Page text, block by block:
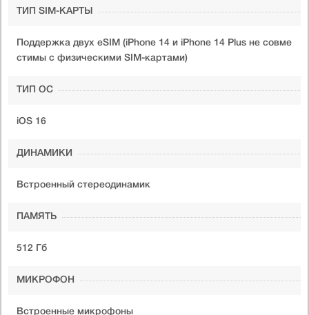
ТИП SIM-КАРТЫ
Поддержка двух eSIM (iPhone 14 и iPhone 14 Plus не совме
стимы с физическими SIM-картами)
ТИП ОС
iOS 16
ДИНАМИКИ
Встроенный стереодинамик
ПАМЯТЬ
512 Гб
МИКРОФОН
Встроенные микрофоны